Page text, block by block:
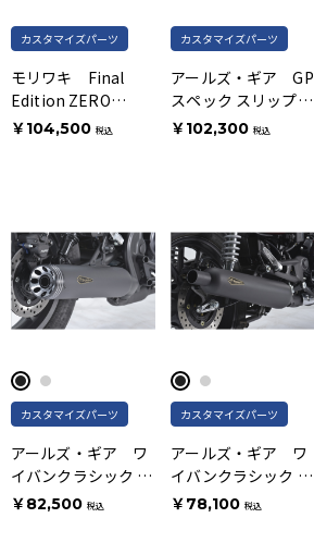
カスタマイズパーツ
モリワキ Final
Edition ZERO
GOLD スリップオン
￥104,500 税込
カスタマイズパーツ
アールズ・ギア GP
スペック スリップオ
ン Type S チタンド
￥102,300 税込
カスタマイズパーツ
アールズ・ギア ワ
イバンクラシック ス
リップオンマフラー
￥82,500 税込
カスタマイズパーツ
アールズ・ギア ワ
イバンクラシック ス
リップオンマフラー
￥78,100 税込